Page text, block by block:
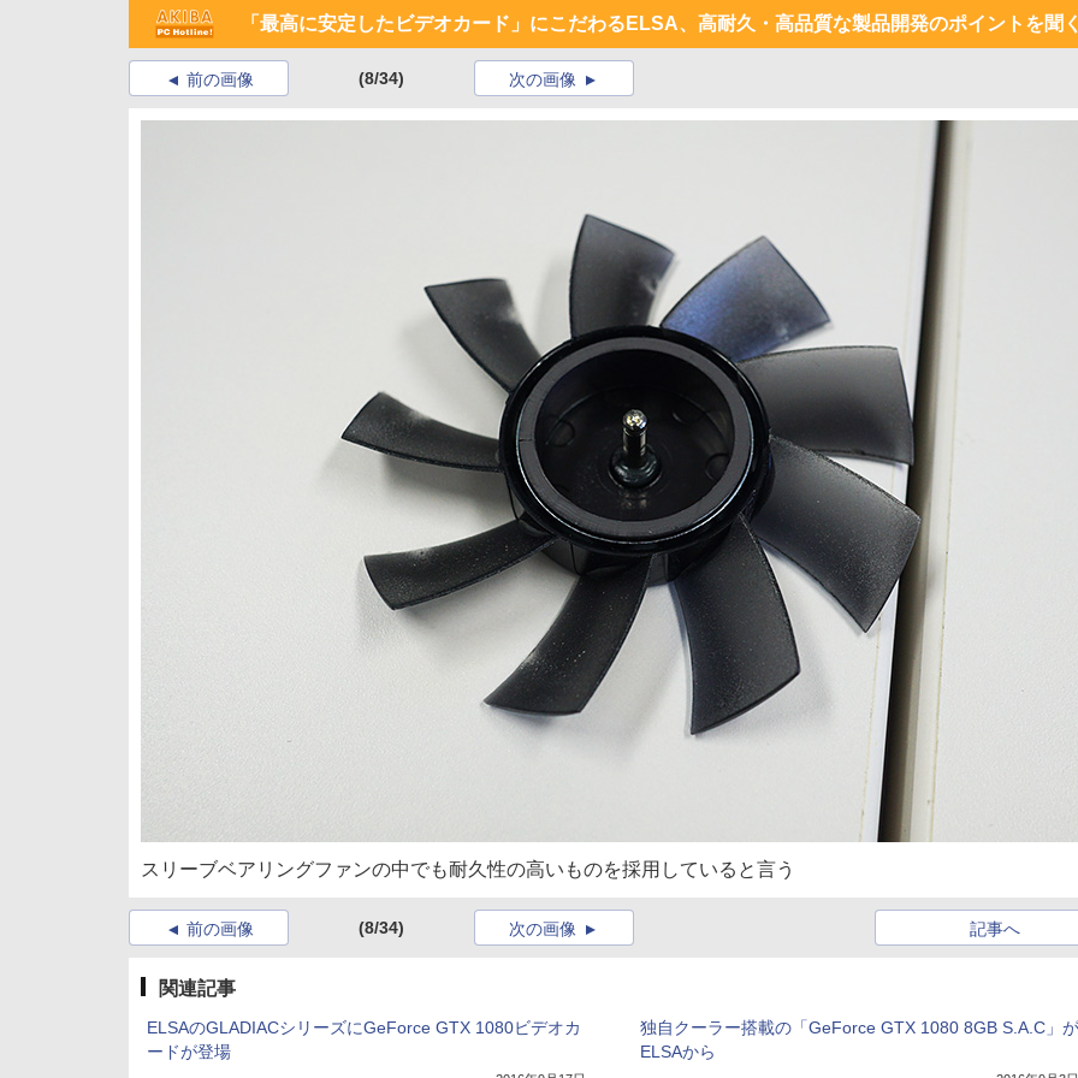
「最高に安定したビデオカード」にこだわるELSA、高耐久・高品質な製品開発のポイントを聞
前の画像 (8/34) 次の画像
スリーブベアリングファンの中でも耐久性の高いものを採用していると言う
前の画像 (8/34) 次の画像 記事へ
関連記事
ELSAのGLADIACシリーズにGeForce GTX 1080ビデオカ
ードが登場
独自クーラー搭載の「GeForce GTX 1080 8GB S.A.C」が
ELSAから